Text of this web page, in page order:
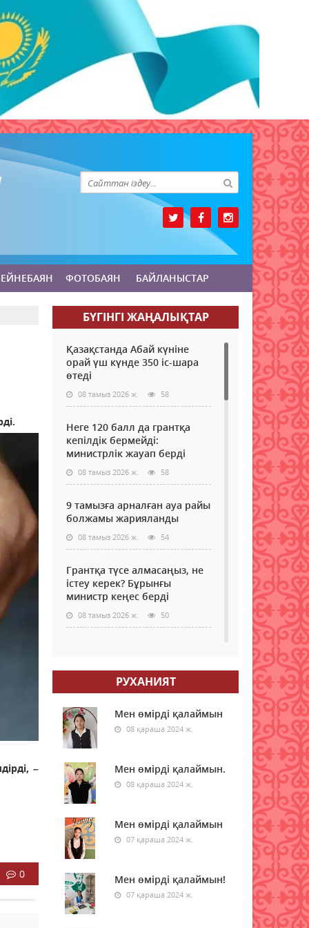
ФОТОБАЯН БАЙЛАНЫСТАР
–
0
БҮГІНГI ЖАҢАЛЫҚТАР
Қазақстанда Абай күніне
орай үш күнде 350 іс-шара
өтеді
08 тамыз 2026 ж. 58
Неге 120 балл да грантқа
кепілдік бермейді:
министрлік жауап берді
08 тамыз 2026 ж. 58
9 тамызға арналған ауа райы
болжамы жарияланды
08 тамыз 2026 ж. 54
Грантқа түсе алмасаңыз, не
істеу керек? Бұрынғы
министр кеңес берді
08 тамыз 2026 ж. 50
қайта оралады -
синоптиктер
08 тамыз 2026 ж.
Елімізде бір тәулікте үш
орман өрті тіркелді
08 тамыз 2026 ж. 59
Синоптиктер Астана мен
Алматыда аптап ыстық
болатынын ескертті
08 тамыз 2026 ж.
Қазақстанда 7 тамызда үш
орман өрті тіркелді
08 тамыз 2026 ж.
РУХАНИЯТ
Мен өмірді қалаймын
08 қараша 2024 ж.
Мен өмірді қалаймын.
08 қараша 2024 ж.
Мен өмірді қалаймын
07 қараша 2024 ж.
Мен өмірді қалаймын!
07 қараша 2024 ж.